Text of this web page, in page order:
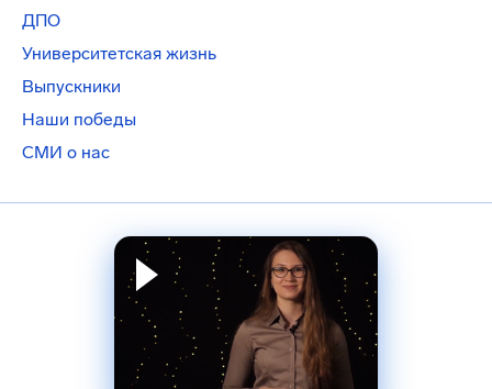
ДПО
Университетская жизнь
Выпускники
Наши победы
СМИ о нас